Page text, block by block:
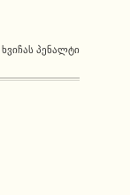
ᲮᲕᲘᲩᲐᲡ ᲞᲔᲜᲐᲚᲢᲘ